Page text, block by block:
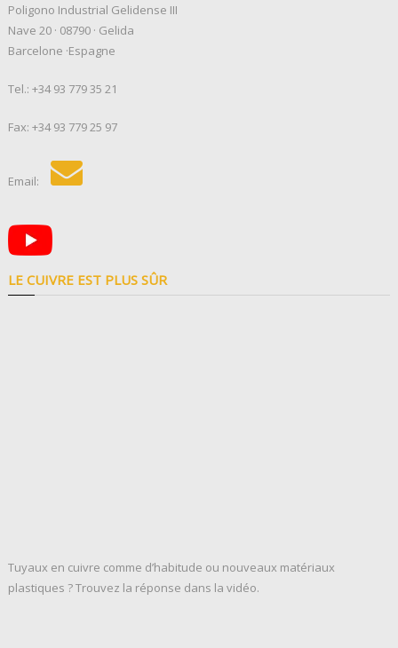
Poligono Industrial Gelidense III
Nave 20 · 08790 · Gelida
Barcelone ·Espagne
Tel.: +34 93 779 35 21
Fax: +34 93 779 25 97
Email:
LE CUIVRE EST PLUS SÛR
Tuyaux en cuivre comme d’habitude ou nouveaux matériaux
plastiques ? Trouvez la réponse dans la vidéo.